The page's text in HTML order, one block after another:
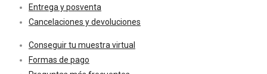
Entrega y posventa
Cancelaciones y devoluciones
Conseguir tu muestra virtual
Formas de pago